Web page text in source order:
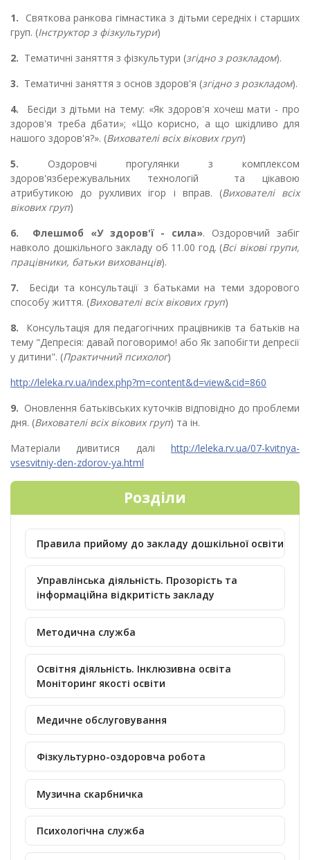
1. Святкова ранкова гімнастика з дітьми середніх і старших
груп. (Інструктор з фізкультури)
2. Тематичні заняття з фізкультури (згідно з розкладом).
3. Тематичні заняття з основ здоров'я (згідно з розкладом).
4.
Бесіди з дітьми на тему: «Як здоров'я хочеш мати - про
здоров'я треба дбати»; «Що корисно, а що шкідливо для
нашого здоров'я?». (Вихователі всіх вікових груп)
5. Оздоровчі прогулянки з комплексом
здоров'язбережувальних технологій та цікавою
атрибутикою до рухливих ігор і вправ. (Вихователі всіх
вікових груп)
6.
Флешмоб «У здоров'ї - сила». Оздоровчий забіг
навколо дошкільного закладу об 11.00 год. (Всі вікові групи,
працівники, батьки вихованців).
7. Бесіди та консультації з батьками на теми здорового
способу життя. (Вихователі всіх вікових груп)
8. Консультація для педагогічних працівників та батьків на
тему "Депресія: давай поговоримо! або Як запобігти депресії
у дитини". (Практичний психолог)
http://leleka.rv.ua/index.php?m=content&d=view&cid=860
9. Оновлення батьківських куточків відповідно до проблеми
дня. (Вихователі всіх вікових груп) та ін.
Матеріали дивитися далі http://leleka.rv.ua/07-kvitnya-
vsesvitniy-den-zdorov-ya.html
Розділи
Правила прийому до закладу дошкільної освіти
Управлінська діяльність. Прозорість та
інформаційна відкритість закладу
Методична служба
Освітня діяльність. Інклюзивна освіта
Моніторинг якості освіти
Медичне обслуговування
Фізкультурно-оздоровча робота
Музична скарбничка
Психологічна служба